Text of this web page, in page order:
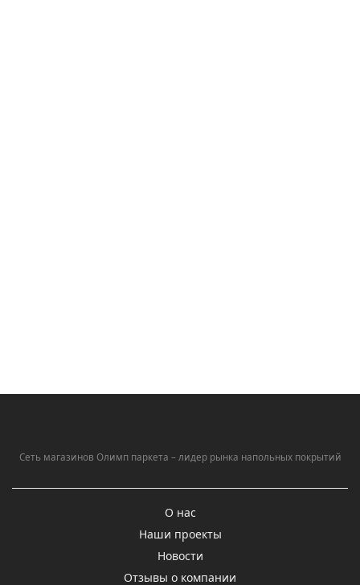
Сеть магазинов Олимп паркета – лидер рынка напольных покрытий
О нас
Наши проекты
Новости
Отзывы о компании